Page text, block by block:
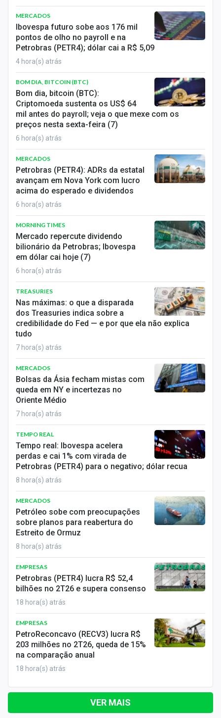
MERCADOS
Ibovespa futuro sobe aos 176 mil
pontos de olho no payroll e na
Petrobras (PETR4); dólar cai a R$ 5,09
4 hora(s) atrás
BOM DIA, BITCOIN (BTC)
Bom dia, bitcoin (BTC):
Criptomoeda sustenta os US$ 64
mil antes do payroll; veja o que mexe com os
preços nesta sexta-feira (7)
6 hora(s) atrás
MERCADOS
Petrobras (PETR4): ADRs da estatal
avançam em Nova York com lucro
acima do esperado e dividendos
6 hora(s) atrás
MORNING TIMES
Mercado repercute dividendo
bilionário da Petrobras; Ibovespa
em dólar cai hoje (7)
6 hora(s) atrás
TREASURIES
Nas máximas: o que a disparada
dos Treasuries indica sobre a
credibilidade do Fed — e por que ela não explica
tudo
7 hora(s) atrás
MERCADOS
Bolsas da Ásia fecham mistas com
queda em NY e incertezas no
Oriente Médio
7 hora(s) atrás
TEMPO REAL
Tempo real: Ibovespa acelera
perdas e cai 1% com virada de
Petrobras (PETR4) para o negativo; dólar recua
8 hora(s) atrás
MERCADOS
Petróleo sobe com preocupações
sobre planos para reabertura do
Estreito de Ormuz
8 hora(s) atrás
EMPRESAS
Petrobras (PETR4) lucra R$ 52,4
bilhões no 2T26 e supera consenso
18 hora(s) atrás
EMPRESAS
PetroReconcavo (RECV3) lucra R$
203 milhões no 2T26, queda de 15%
na comparação anual
18 hora(s) atrás
VER MAIS